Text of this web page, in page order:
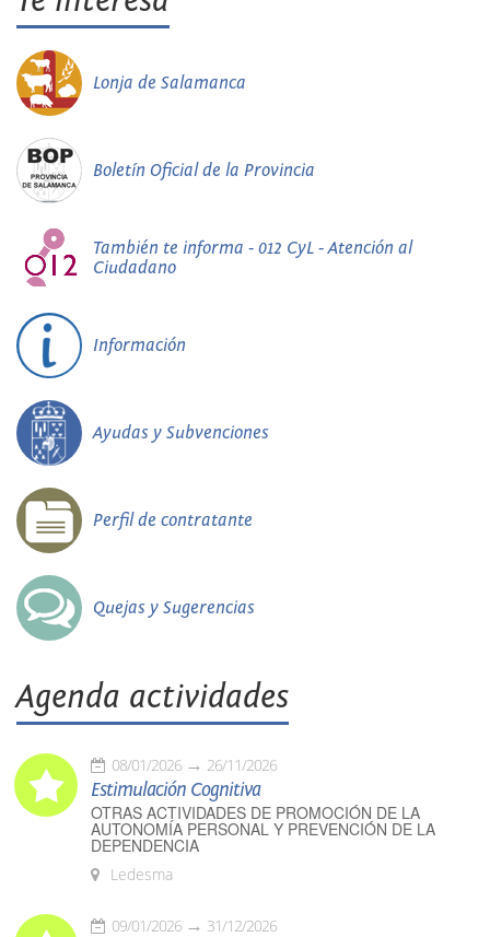
Lonja de Salamanca
Boletín Oficial de la Provincia
También te informa - 012 CyL - Atención al
Ciudadano
Información
Ayudas y Subvenciones
Perfil de contratante
Quejas y Sugerencias
Agenda actividades
08/01/2026 26/11/2026
Estimulación Cognitiva
OTRAS ACTIVIDADES DE PROMOCIÓN DE LA
AUTONOMÍA PERSONAL Y PREVENCIÓN DE LA
DEPENDENCIA
Ledesma
09/01/2026 31/12/2026